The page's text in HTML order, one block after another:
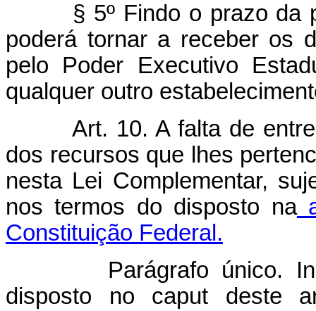
§ 5º Findo o prazo da
poderá tornar a receber os
pelo Poder Executivo
qualquer outro
Art. 10. A falta de
dos recursos que lhes
nesta Lei Complementar,
nos termos do disposto na
Constituição Federal.
Parágrafo único.
disposto no caput deste